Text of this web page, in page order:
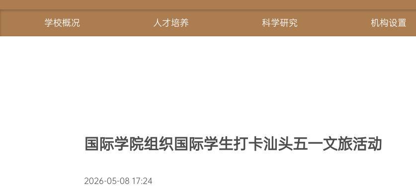
学校概况 人才培养 科学研究 机构设置
国际学院组织国际学生打卡汕头五一文旅活动
2026-05-08 17:24